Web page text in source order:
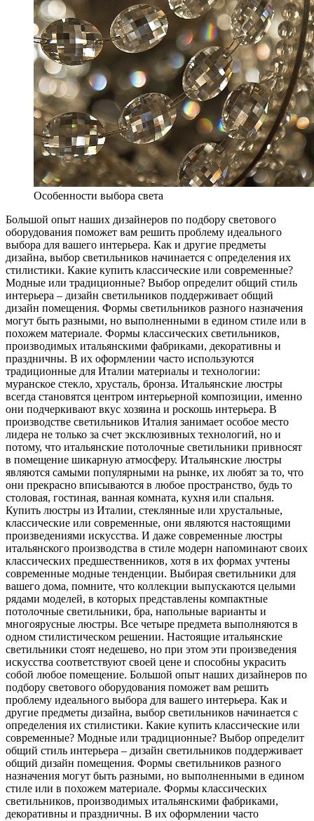
Особенности выбора света
Большой опыт наших дизайнеров по подбору светового
оборудования поможет вам решить проблему идеального
выбора для вашего интерьера. Как и другие предметы
дизайна, выбор светильников начинается с определения их
стилистики. Какие купить классические или современные?
Модные или традиционные? Выбор определит общий стиль
интерьера – дизайн светильников поддерживает общий
дизайн помещения. Формы светильников разного назначения
могут быть разными, но выполненными в едином стиле или в
похожем материале. Формы классических светильников,
производимых итальянскими фабриками, декоративны и
праздничны. В их оформлении часто используются
традиционные для Италии материалы и технологии:
муранское стекло, хрусталь, бронза. Итальянские люстры
всегда становятся центром интерьерной композиции, именно
они подчеркивают вкус хозяина и роскошь интерьера. В
производстве светильников Италия занимает особое место
лидера не только за счет эксклюзивных технологий, но и
потому, что итальянские потолочные светильники привносят
в помещение шикарную атмосферу. Итальянские люстры
являются самыми популярными на рынке, их любят за то, что
они прекрасно вписываются в любое пространство, будь то
столовая, гостиная, ванная комната, кухня или спальня.
Купить люстры из Италии, стеклянные или хрустальные,
классические или современные, они являются настоящими
произведениями искусства. И даже современные люстры
итальянского производства в стиле модерн напоминают своих
классических предшественников, хотя в их формах учтены
современные модные тенденции. Выбирая светильники для
вашего дома, помните, что коллекции выпускаются целыми
рядами моделей, в которых представлены компактные
потолочные светильники, бра, напольные варианты и
многоярусные люстры. Все четыре предмета выполняются в
одном стилистическом решении. Настоящие итальянские
светильники стоят недешево, но при этом эти произведения
искусства соответствуют своей цене и способны украсить
собой любое помещение. Большой опыт наших дизайнеров по
подбору светового оборудования поможет вам решить
проблему идеального выбора для вашего интерьера. Как и
другие предметы дизайна, выбор светильников начинается с
определения их стилистики. Какие купить классические или
современные? Модные или традиционные? Выбор определит
общий стиль интерьера – дизайн светильников поддерживает
общий дизайн помещения. Формы светильников разного
назначения могут быть разными, но выполненными в едином
стиле или в похожем материале. Формы классических
светильников, производимых итальянскими фабриками,
декоративны и праздничны. В их оформлении часто